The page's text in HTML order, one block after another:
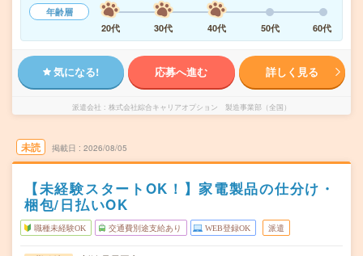
年齢層
20代
30代 40代 50代 60代
気になる! 応募へ進む 詳しく見る
派遣会社 株式会社綜合キャリアオプション 製造事業部（全国）
未読 掲載日 2026/08/05
【未経験スタートOK！】家電製品の仕分け・
梱包/日払いOK
職種未経験OK 交通費別途支給あり WEB登録OK 派遣